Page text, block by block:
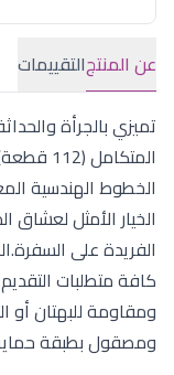
عن المنتجالتقييمات
تميزي بالجرأة
الخطوط الهندسية
الخيار الأمثل لعشاق
الفريدة على
كافة متطلبات
ومقاومة للبهتان أو
ومصقول بطبقة